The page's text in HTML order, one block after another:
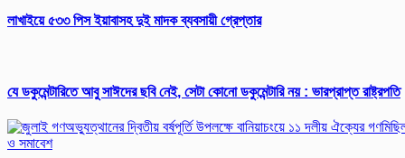
লাখাইয়ে ৫৩৩ পিস ইয়াবাসহ দুই মাদক ব্যবসায়ী গ্রেপ্তার
যে ডকুমেন্টারিতে আবু সাঈদের ছবি নেই, সেটা কোনো ডকুমেন্টারি নয় : ভারপ্রাপ্ত রাষ্ট্রপতি